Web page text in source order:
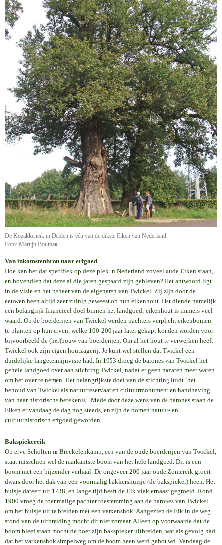
De Kozakkeneik in Delden is één van de dikste Eiken van Nederland
Foto: Martijn Bouman
Van inkomstenbron naar erfgoed
Hoe kan het dat specifiek op deze plek in Nederland zoveel oude Eiken staan,
en bovendien dat deze al die jaren gespaard zijn gebleven? Het antwoord ligt
in de visie en het beheer van de eigenaren van Twickel. Zij zijn door de
eeuwen heen altijd zeer zuinig geweest op hun eikenhout. Het diende namelijk
een belangrijk financieel doel binnen het landgoed; eikenhout is immers veel
waard. Op de boerderijen van Twickel werden pachters verplicht eikenbomen
te planten op hun erven, welke 100-200 jaar later gekapt konden worden voor
bijvoorbeeld de (her)bouw van boerderijen. Om al het hout te verwerken heeft
Twickel ook zijn eigen houtzagerij. Je kunt wel stellen dat Twickel een
duidelijke langetermijnvisie had. In 1953 droeg de barones van Twickel het
gehele landgoed over aan stichting Twickel, nadat er geen nazaten meer waren
om het over te nemen. Het belangrijkste doel van de stichting luidt ‘het
behoud van Twickel als natuurreservaat en cultuurmonument en handhaving
van haar historische betekenis’. Mede door deze wens van de barones staan de
Eiken er vandaag de dag nog steeds, en zijn de bomen natuur- en
cultuurhistorisch erfgoed geworden.
Bakspiekereik
Op erve Scholten in Breckelenkamp, een van de oude boerderijen van Twickel,
staat misschien wel de markantste boom van het hele landgoed. Dit is een
boom met een bijzonder verhaal. De ongeveer 200 jaar oude Zomereik groeit
dwars door het dak van een voormalig bakkershuisje (de bakspieker) heen. Het
huisje dateert uit 1738, en lange tijd heeft de Eik vlak ernaast gegroeid. Rond
1900 vroeg de toenmalige pachter toestemming aan de barones van Twickel
om het huisje uit te breiden met een varkenshok. Aangezien de Eik in de weg
stond van de uitbreiding mocht dit niet zomaar. Alleen op voorwaarde dat de
boom bleef staan mocht de boer zijn bakspieker uitbreiden, wat als gevolg had
dat het varkenshok simpelweg om de boom heen werd gebouwd. Vandaag de